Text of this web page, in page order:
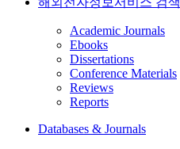
Academic Journals
Ebooks
Dissertations
Conference Materials
Reviews
Reports
Databases & Journals